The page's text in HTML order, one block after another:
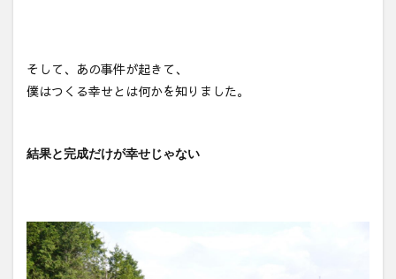
そして、あの事件が起きて、
僕はつくる幸せとは何かを知りました。
結果と完成だけが幸せじゃない